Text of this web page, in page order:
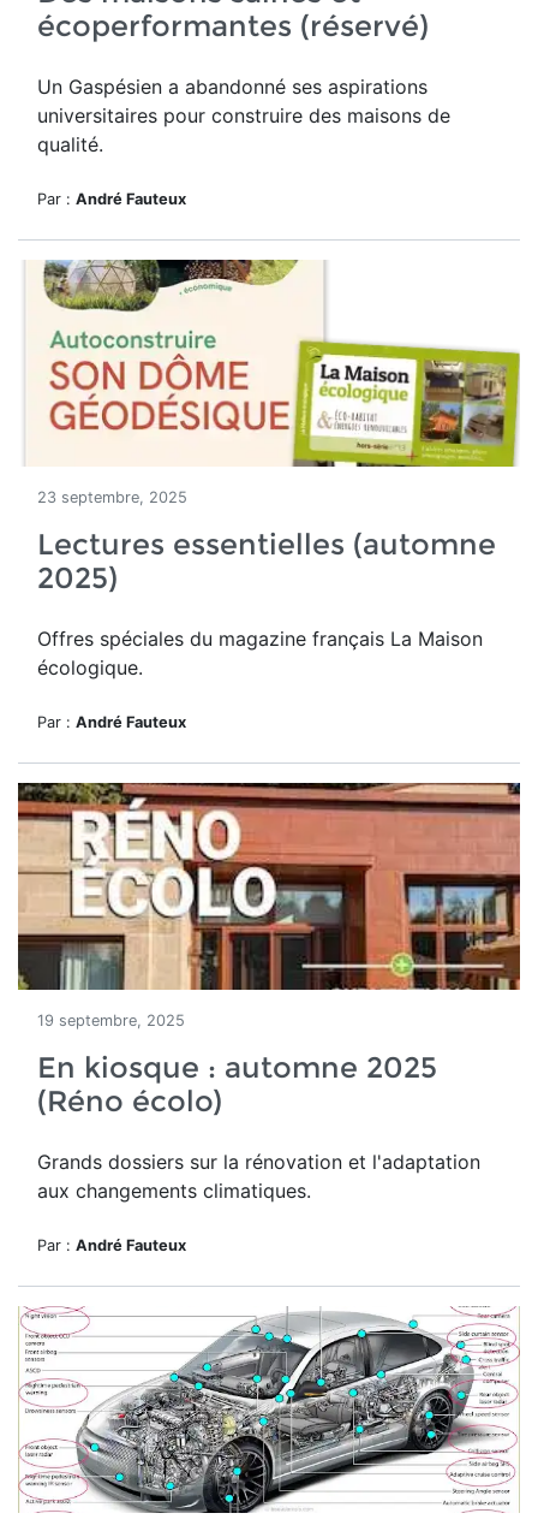
écoperformantes (réservé)
Un Gaspésien a abandonné ses aspirations
universitaires pour construire des maisons de
qualité.
Par : André Fauteux
23 septembre, 2025
Lectures essentielles (automne
2025)
Offres spéciales du magazine français La Maison
écologique.
Par : André Fauteux
19 septembre, 2025
En kiosque : automne 2025
(Réno écolo)
Grands dossiers sur la rénovation et l'adaptation
aux changements climatiques.
Par : André Fauteux